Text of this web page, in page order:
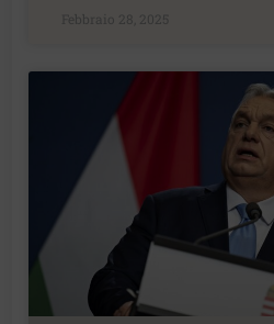
Febbraio 28, 2025